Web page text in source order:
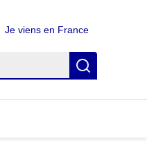
Je viens en France